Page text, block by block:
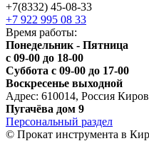
+7(8332) 45-08-33
+7 922 995 08 33
Время работы:
Понедельник - Пятница
с 09-00 до 18-00
Суббота с 09-00 до 17-00
Воскресенье выходной
Адрес: 610014, Россия
Пугачёва дом 9
Персональный раздел
© Прокат инструмента в